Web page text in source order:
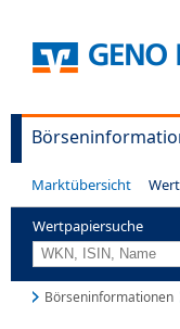
Marktübersicht
Wertpapiersuche
Börseninformationen